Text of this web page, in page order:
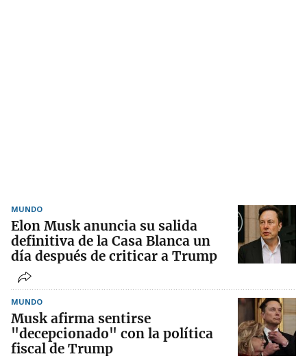
MUNDO
Elon Musk anuncia su salida
definitiva de la Casa Blanca un
día después de criticar a Trump
MUNDO
Musk afirma sentirse
"decepcionado" con la política
fiscal de Trump